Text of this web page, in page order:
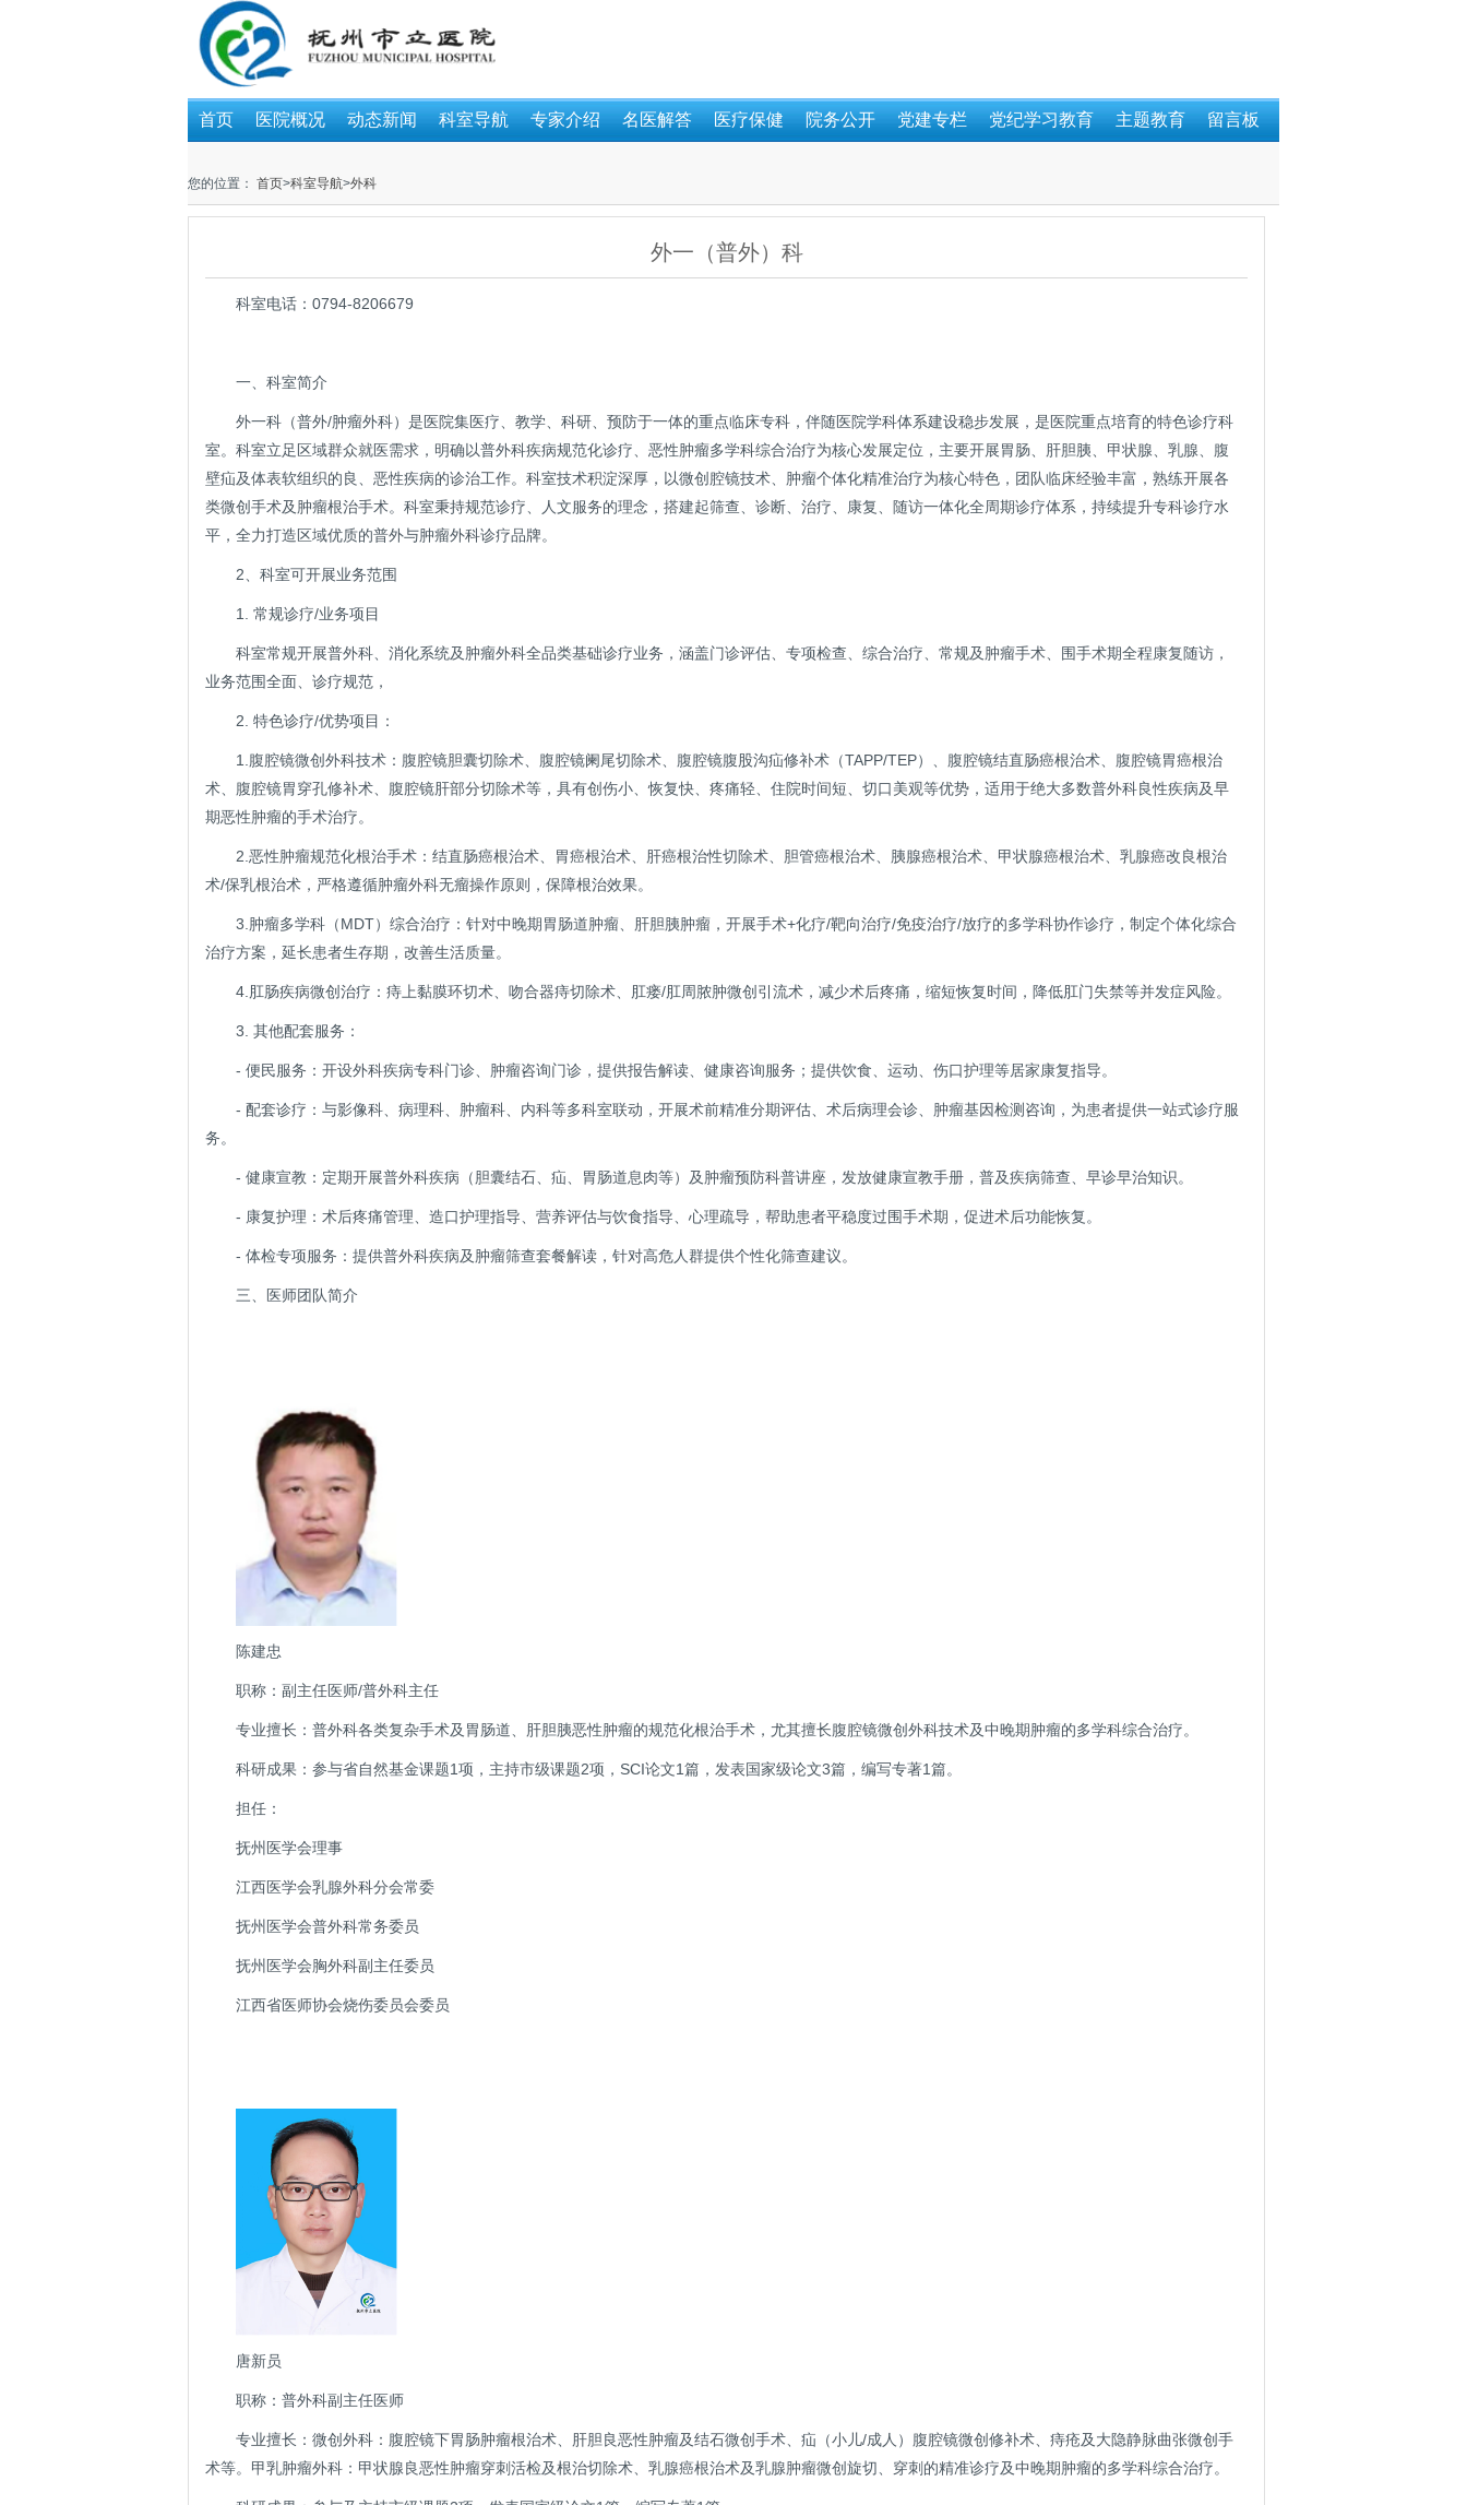
首页 医院概况 动态新闻 科室导航 专家介绍 名医解答 医疗保健 院务公开 党建专栏 党纪学习教育 主题教育 留言板
您的位置： 首页>科室导航>外科
外一（普外）科
科室电话：0794-8206679
一、科室简介
外一科（普外/肿瘤外科）是医院集医疗、教学、科研、预防于一体的重点临床专科，伴随医院学科体系建设稳步发展，是医院重点培育的特色诊疗科
室。科室立足区域群众就医需求，明确以普外科疾病规范化诊疗、恶性肿瘤多学科综合治疗为核心发展定位，主要开展胃肠、肝胆胰、甲状腺、乳腺、腹
壁疝及体表软组织的良、恶性疾病的诊治工作。科室技术积淀深厚，以微创腔镜技术、肿瘤个体化精准治疗为核心特色，团队临床经验丰富，熟练开展各
类微创手术及肿瘤根治手术。科室秉持规范诊疗、人文服务的理念，搭建起筛查、诊断、治疗、康复、随访一体化全周期诊疗体系，持续提升专科诊疗水
平，全力打造区域优质的普外与肿瘤外科诊疗品牌。
2、科室可开展业务范围
1. 常规诊疗/业务项目
科室常规开展普外科、消化系统及肿瘤外科全品类基础诊疗业务，涵盖门诊评估、专项检查、综合治疗、常规及肿瘤手术、围手术期全程康复随访，
业务范围全面、诊疗规范，
2. 特色诊疗/优势项目：
1.腹腔镜微创外科技术：腹腔镜胆囊切除术、腹腔镜阑尾切除术、腹腔镜腹股沟疝修补术（TAPP/TEP）、腹腔镜结直肠癌根治术、腹腔镜胃癌根治
术、腹腔镜胃穿孔修补术、腹腔镜肝部分切除术等，具有创伤小、恢复快、疼痛轻、住院时间短、切口美观等优势，适用于绝大多数普外科良性疾病及早
期恶性肿瘤的手术治疗。
2.恶性肿瘤规范化根治手术：结直肠癌根治术、胃癌根治术、肝癌根治性切除术、胆管癌根治术、胰腺癌根治术、甲状腺癌根治术、乳腺癌改良根治
术/保乳根治术，严格遵循肿瘤外科无瘤操作原则，保障根治效果。
3.肿瘤多学科（MDT）综合治疗：针对中晚期胃肠道肿瘤、肝胆胰肿瘤，开展手术+化疗/靶向治疗/免疫治疗/放疗的多学科协作诊疗，制定个体化综合
治疗方案，延长患者生存期，改善生活质量。
4.肛肠疾病微创治疗：痔上黏膜环切术、吻合器痔切除术、肛瘘/肛周脓肿微创引流术，减少术后疼痛，缩短恢复时间，降低肛门失禁等并发症风险。
3. 其他配套服务：
- 便民服务：开设外科疾病专科门诊、肿瘤咨询门诊，提供报告解读、健康咨询服务；提供饮食、运动、伤口护理等居家康复指导。
- 配套诊疗：与影像科、病理科、肿瘤科、内科等多科室联动，开展术前精准分期评估、术后病理会诊、肿瘤基因检测咨询，为患者提供一站式诊疗服
务。
- 健康宣教：定期开展普外科疾病（胆囊结石、疝、胃肠道息肉等）及肿瘤预防科普讲座，发放健康宣教手册，普及疾病筛查、早诊早治知识。
- 康复护理：术后疼痛管理、造口护理指导、营养评估与饮食指导、心理疏导，帮助患者平稳度过围手术期，促进术后功能恢复。
- 体检专项服务：提供普外科疾病及肿瘤筛查套餐解读，针对高危人群提供个性化筛查建议。
三、医师团队简介
陈建忠
职称：副主任医师/普外科主任
专业擅长：普外科各类复杂手术及胃肠道、肝胆胰恶性肿瘤的规范化根治手术，尤其擅长腹腔镜微创外科技术及中晚期肿瘤的多学科综合治疗。
科研成果：参与省自然基金课题1项，主持市级课题2项，SCI论文1篇，发表国家级论文3篇，编写专著1篇。
担任：
抚州医学会理事
江西医学会乳腺外科分会常委
抚州医学会普外科常务委员
抚州医学会胸外科副主任委员
江西省医师协会烧伤委员会委员
唐新员
职称：普外科副主任医师
专业擅长：微创外科：腹腔镜下胃肠肿瘤根治术、肝胆良恶性肿瘤及结石微创手术、疝（小儿/成人）腹腔镜微创修补术、痔疮及大隐静脉曲张微创手
术等。甲乳肿瘤外科：甲状腺良恶性肿瘤穿刺活检及根治切除术、乳腺癌根治术及乳腺肿瘤微创旋切、穿刺的精准诊疗及中晚期肿瘤的多学科综合治疗。